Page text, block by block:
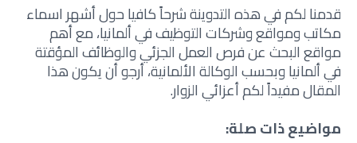
قدمنا لكم في هذه التدوينة شرحاً كافيا حول أشهر اسماء
مكاتب ومواقع وشركات التوظيف في ألمانيا، مع أهم
مواقع البحث عن فرص العمل الجزئي والوظائف المؤقتة
في ألمانيا وبحسب الوكالة الألمانية، أرجو أن يكون هذا
المقال مفيداً لكم أعزائي الزوار.
مواضيع ذات صلة: